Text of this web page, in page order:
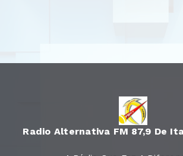
Radio Alternativa FM 87,9 De